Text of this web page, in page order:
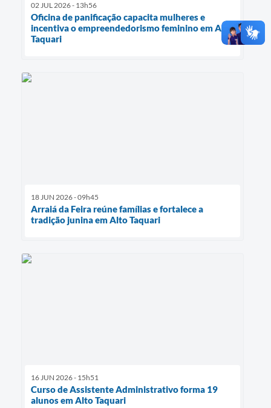
02 JUL 2026 - 13h56
Oficina de panificação capacita mulheres e
incentiva o empreendedorismo feminino em Alto
Taquari
18 JUN 2026 - 09h45
Arraiá da Feira reúne famílias e fortalece a
tradição junina em Alto Taquari
16 JUN 2026 - 15h51
Curso de Assistente Administrativo forma 19
alunos em Alto Taquari